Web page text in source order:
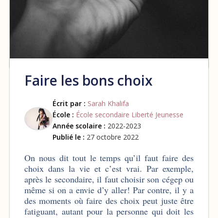
Faire les bons choix
Écrit par : Sarah Khalifa
École : École secondaire Liberté Jeunesse
Année scolaire : 2022-2023
Publié le : 27 octobre 2022
On nous dit tout le temps qu’il faut faire des
choix dans la vie et c’est vrai. Par exemple,
après le secondaire, il faut choisir son cégep ou
même si on a envie d’y aller! Par contre, il y a
des moments où faire des choix peut juste être
fatiguant, autant pour la personne qui doit les